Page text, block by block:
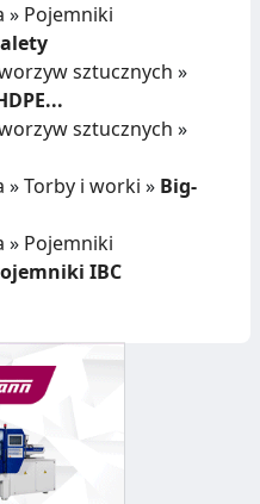
» Pojemniki
sztucznych »
sztucznych »
»Torby i worki » Big-
» Pojemniki
IBC